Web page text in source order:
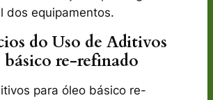
dos equipamentos.
do Uso de Aditivos
re-refinado
para óleo básico re-